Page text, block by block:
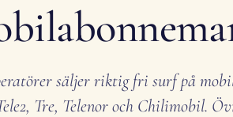
säljer riktig fri surf på
Tre, Telenor och Chilimobil.